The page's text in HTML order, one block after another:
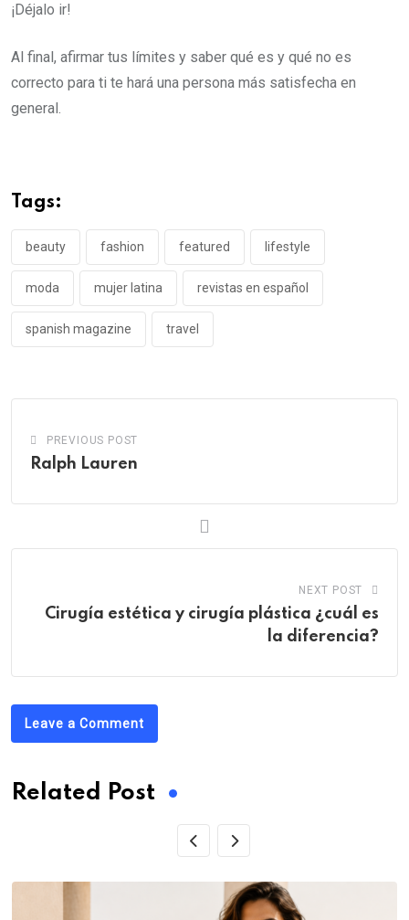
¡Déjalo ir!
Al final, afirmar tus límites y saber qué es y qué no es
correcto para ti te hará una persona más satisfecha en
general.
Tags:
beauty fashion featured lifestyle
moda mujer latina revistas en español
spanish magazine travel
PREVIOUS POST
Ralph Lauren
NEXT POST
Cirugía estética y cirugía plástica ¿cuál es
la diferencia?
Leave a Comment
Related Post